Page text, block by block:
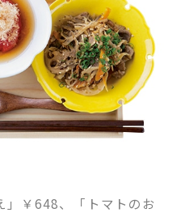
」￥648、「トマトのお